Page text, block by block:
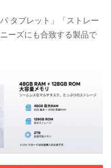
タブレット」「ストレー
ーズにも合致する製品で